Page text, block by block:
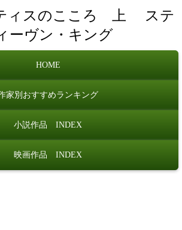
ィスのこころ 上
ステ
ーヴン・キング
HOME
家別おすすめランキング
小説作品 INDEX
映画作品 INDEX